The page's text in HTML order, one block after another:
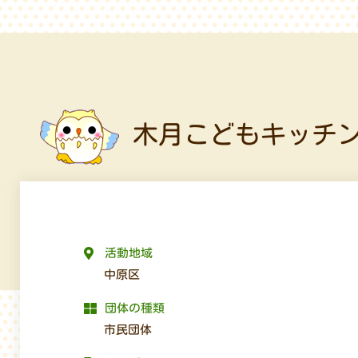
木月こどもキッチ
活動地域
中原区
団体の種類
市民団体